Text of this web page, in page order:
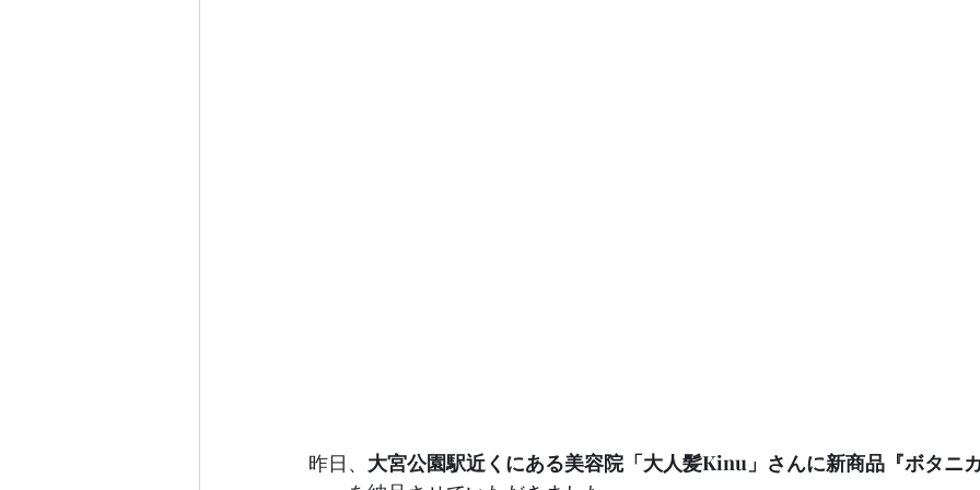
昨日、 大宮公園駅近くにある美容院「大人髪Kinu」さんに新商品『ボタニ